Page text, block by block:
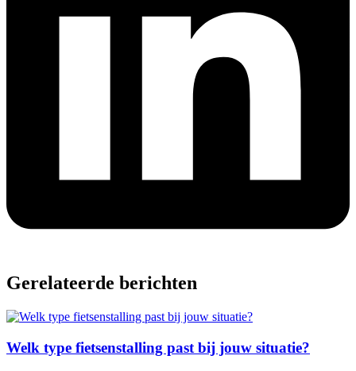
Gerelateerde berichten
Welk type fietsenstalling past bij jouw situatie?